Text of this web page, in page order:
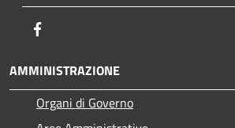
AMMINISTRAZIONE
Organi di Governo